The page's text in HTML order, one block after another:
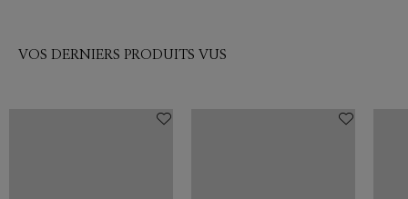
VOS DERNIERS PRODUITS VUS